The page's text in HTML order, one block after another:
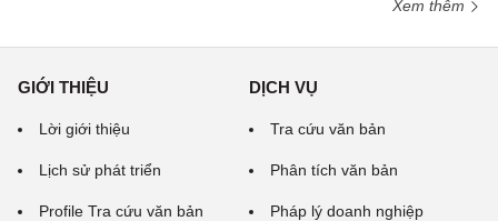
Xem thêm
GIỚI THIỆU
Lời giới thiệu
Lịch sử phát triển
Profile Tra cứu văn bản
DỊCH VỤ
Tra cứu văn bản
Phân tích văn bản
Pháp lý doanh nghiệp